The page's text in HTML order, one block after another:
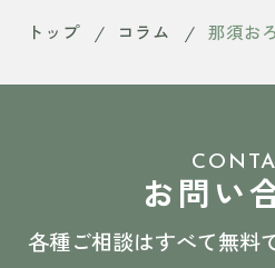
トップ コラム
お問い
各種ご相談はすべて無料